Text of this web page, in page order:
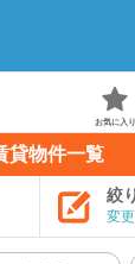
お気に入り
貸物件一覧
絞
変